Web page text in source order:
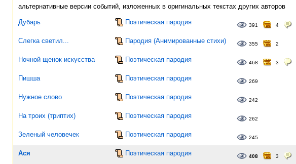
альтернативные версии событий, изложенных в оригинальных текстах других авторов
Дубарь Поэтическая пародия 391 4
Слегка светил... Пародия (Анимированные стихи) 355 2
Ночной щенок искусства Поэтическая пародия 468 3
Пишша Поэтическая пародия 269
Нужное слово Поэтическая пародия 242
На троих (триптих) Поэтическая пародия 262
Зеленый человечек Поэтическая пародия 245
Ася Поэтическая пародия 408 3